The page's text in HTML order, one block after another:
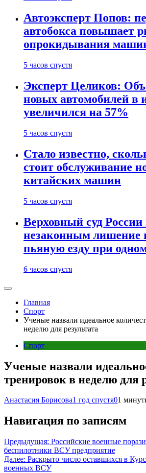
Автоэксперт Попов:
автобокса повышает
опрокидывания
5 часов спустя
Эксперт Целиков:
новых автомобилей в
увеличился на 57%
5 часов спустя
Стало известно,
стоит обслуживание
китайских машин
5 часов спустя
Верховный суд России
незаконным лишение
пьяную езду при
6 часов спустя
Главная
Спорт
Ученые назвали идеальное
неделю для результата
Спорт
Ученые назвали
тренировок в неделю для
Анастасия Борисова1 год спустя01
Навигация по записям
Предыдущая: Российские военные
беспилотники ВСУ предприятие
Далее: Раскрыто число оставшихся в
военных ВСУ